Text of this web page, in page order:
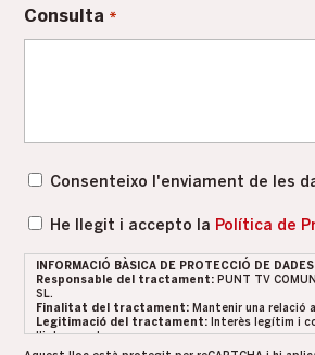
Consulta *
Consentiment
Consenteixo l'enviament de les
Política
de
privacitat
He llegit i accepto la Política de
INFORMACIÓ BÀSICA DE PROTECCIÓ DE
Responsable del tractament: PUNT TV
SL.
Finalitat del tractament: Mantenir una relació
Legitimació del tractament: Interès legítim i
l'interessat.
Conservació de les dades:
Es conservaran